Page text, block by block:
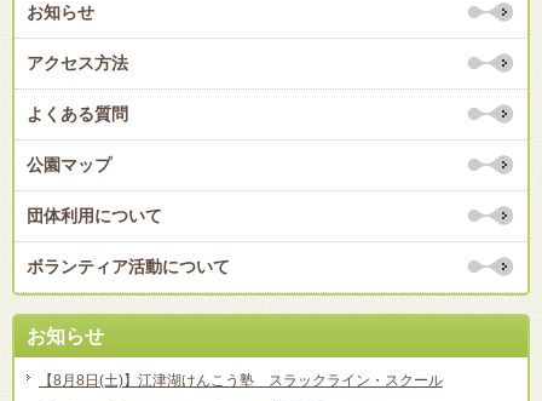
お知らせ
アクセス方法
よくある質問
公園マップ
団体利用について
ボランティア活動について
お知らせ
【8月8日(土)】江津湖けんこう塾 スラックライン・スクール